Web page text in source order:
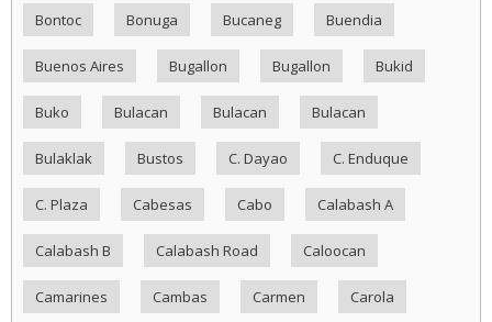
Bontoc Bonuga Bucaneg Buendia
Buenos Aires Bugallon Bugallon Bukid
Buko Bulacan Bulacan Bulacan
Bulaklak Bustos C. Dayao C. Enduque
C. Plaza Cabesas Cabo Calabash A
Calabash B Calabash Road Caloocan
Camarines Cambas Carmen Carola